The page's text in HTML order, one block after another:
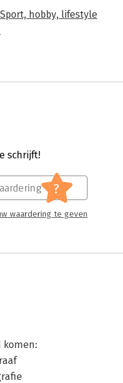
Sport, hobby, lifestyle
schrijft!
?
waardering te geven
komen: